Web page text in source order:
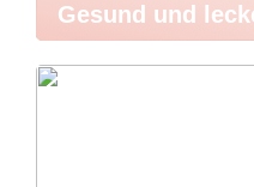
Gesund und